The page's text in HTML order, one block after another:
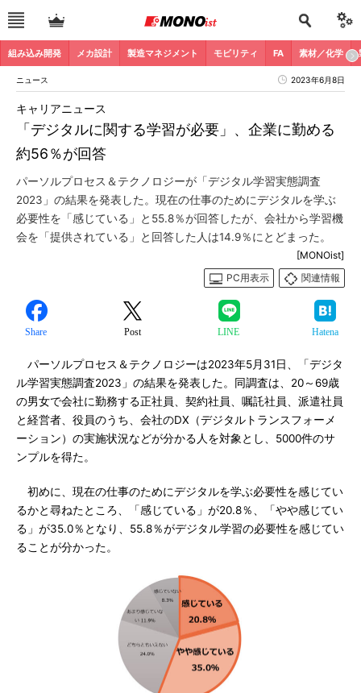
組み込み開発 メカ設計 製造マネジメント モビリティ FA 素材／化学
ニュース 2023年6月8日
「デジタルに関する学習が必要」、企業に勤める
約56％が回答
キャリアニュース
パーソルプロセス＆テクノロジーが「デジタル学習実態調査
2023」の結果を発表した。現在の仕事のためにデジタルを学ぶ
必要性を「感じている」と55.8％が回答したが、会社から学習機
会を「提供されている」と回答した人は14.9％にとどまった。
[MONOist]
PC用表示
関連情報
Share Post LINE Hatena
パーソルプロセス＆テクノロジーは2023年5月31日、「デジタ
ル学習実態調査2023」の結果を発表した。同調査は、20～69歳
の男女で会社に勤務する正社員、契約社員、嘱託社員、派遣社員
と経営者、役員のうち、会社のDX（デジタルトランスフォーメ
ーション）の実施状況などが分かる人を対象とし、5000件のサ
ンプルを得た。
初めに、現在の仕事のためにデジタルを学ぶ必要性を感じてい
るかと尋ねたところ、「感じている」が20.8％、「やや感じてい
る」が35.0％となり、55.8％がデジタル学習の必要性を感じてい
ることが分かった。